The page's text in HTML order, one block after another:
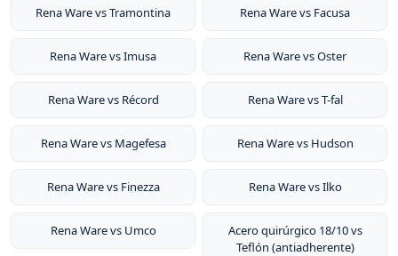
sólida.
alimentos ácidos, y permiten cocinar sin agua y sin
vitaminas y minerales.
Rena Ware vs Tramontina Rena Ware vs Facusa
Rena Ware vs Imusa Rena Ware vs Oster
Rena Ware vs Récord Rena Ware vs T-fal
Rena Ware vs Magefesa Rena Ware vs Hudson
Rena Ware vs Finezza Rena Ware vs Ilko
Rena Ware vs Umco
Acero quirúrgico 18/10 vs
Teflón (antiadherente)